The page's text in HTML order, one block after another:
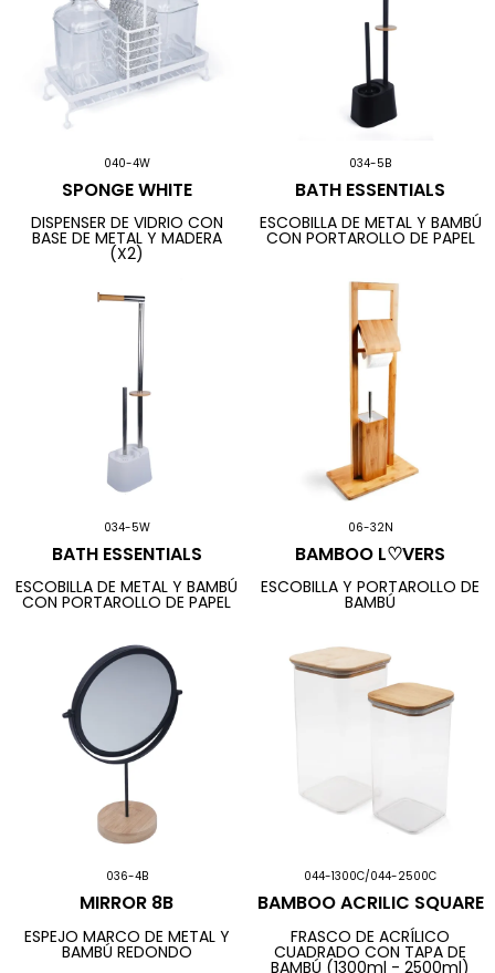
040-4W
SPONGE WHITE
DISPENSER DE VIDRIO CON
BASE DE METAL Y MADERA
(X2)
034-5B
BATH ESSENTIALS
ESCOBILLA DE METAL Y BAMBÚ
CON PORTAROLLO DE PAPEL
034-5W
BATH ESSENTIALS
ESCOBILLA DE METAL Y BAMBÚ
CON PORTAROLLO DE PAPEL
06-32N
BAMBOO L♡VERS
ESCOBILLA Y PORTAROLLO DE
BAMBÚ
036-4B
MIRROR 8B
ESPEJO MARCO DE METAL Y
BAMBÚ REDONDO
044-1300C/044-2500C
BAMBOO ACRILIC SQUARE
FRASCO DE ACRÍLICO
CUADRADO CON TAPA DE
BAMBÚ (1300ml - 2500ml)